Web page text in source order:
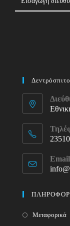
in
your
Μεταφορικά